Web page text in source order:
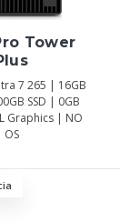
Tower
7 265 | 16GB
SSD | 0GB
Graphics | NO
OS